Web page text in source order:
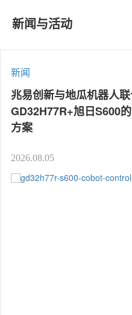
新闻与活动
新闻
兆易创新与地瓜机器人
GD32H77R+旭日S600
方案
2026.08.05